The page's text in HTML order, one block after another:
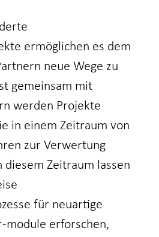
ermöglichen es dem
neue Wege zu
gemeinsam mit
werden Projekte
in einem Zeitraum von
zur Verwertung
diesem Zeitraum lassen
für neuartige
-module erforschen,